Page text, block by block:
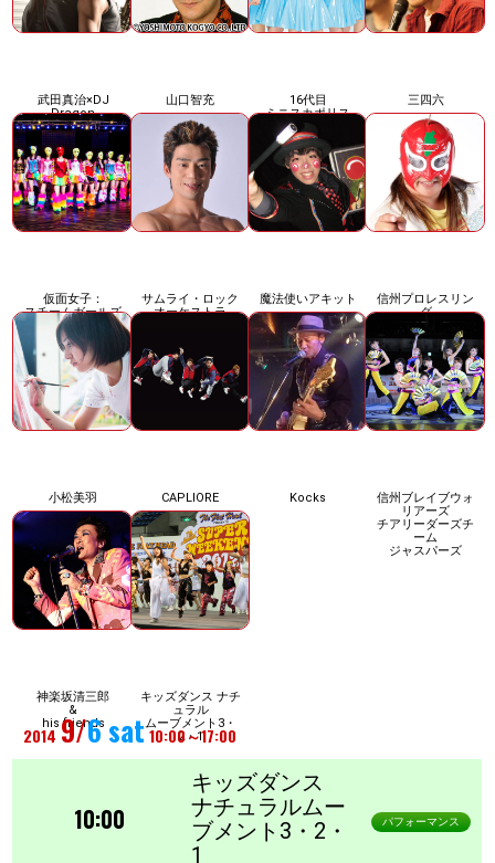
武田真治×DJ
Dragon
Black Jaxx
山口智充
16代目
ミニスカポリス
三四六
仮面女子：
スチームガールズ
サムライ・ロック
オーケストラ
魔法使いアキット
信州プロレスリン
グ
小松美羽 CAPLIORE Kocks
信州ブレイブウォ
リアーズ
チアリーダーズチ
ーム
ジャスパーズ
神楽坂清三郎
&
his friends
キッズダンス ナチ
ュラル
ムーブメント3・
2・1
2014 9/6 sat10:00～17:00
10:00
キッズダンス
ナチュラルムー
ブメント3・2・
1
パフォーマンス